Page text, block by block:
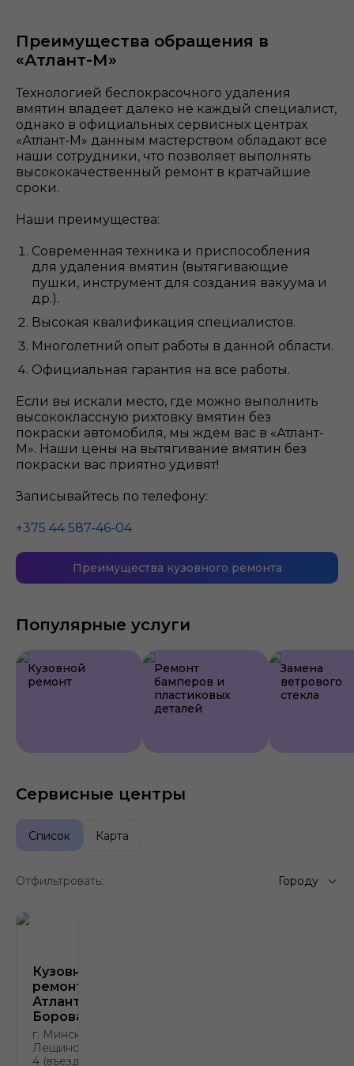
Преимущества обращения в
«Атлант-М»
Технологией беспокрасочного удаления
вмятин владеет далеко не каждый специалист,
однако в официальных сервисных центрах
«Атлант-М» данным мастерством обладают все
наши сотрудники, что позволяет выполнять
высококачественный ремонт в кратчайшие
сроки.
Наши преимущества:
Современная техника и приспособления
для удаления вмятин (вытягивающие
пушки, инструмент для создания вакуума и
др.).
Высокая квалификация специалистов.
Многолетний опыт работы в данной области.
Официальная гарантия на все работы.
Если вы искали место, где можно выполнить
высококлассную рихтовку вмятин без
покраски автомобиля, мы ждем вас в «Атлант-
М». Наши цены на вытягивание вмятин без
покраски вас приятно удивят!
Записывайтесь по телефону:
+375 44 587-46-04
Преимущества кузовного ремонта
Популярные услуги
Кузовной
ремонт
Ремонт
бамперов и
пластиковых
деталей
Замена
ветрового
стекла
Сервисные центры
Список Карта
Отфильтровать: Городу
Кузовной
ремонт
Атлант-М
Боровая
г. Минск, ул.
Лещинского,
4 (въезд с ул.